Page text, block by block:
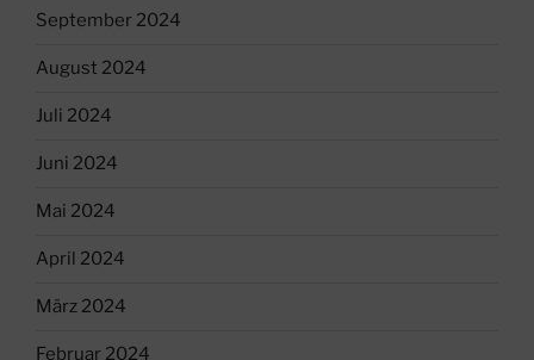
September 2024
August 2024
Juli 2024
Juni 2024
Mai 2024
April 2024
März 2024
Februar 2024